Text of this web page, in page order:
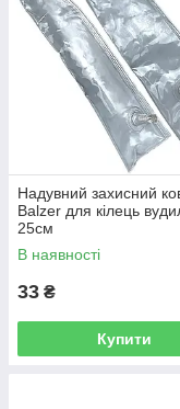
Надувний захисний
Balzer для кілець
25см
В наявності
33 ₴
Купити